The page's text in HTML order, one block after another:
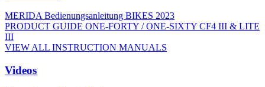
MERIDA Bedienungsanleitung BIKES 2023
PRODUCT GUIDE ONE-FORTY / ONE-SIXTY CF4 III & LITE
III
VIEW ALL INSTRUCTION MANUALS
Videos